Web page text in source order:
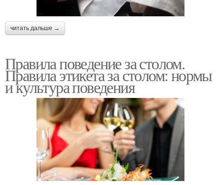
читать дальше →
Правила поведение за столом.
Правила этикета за столом: нормы
и культура поведения